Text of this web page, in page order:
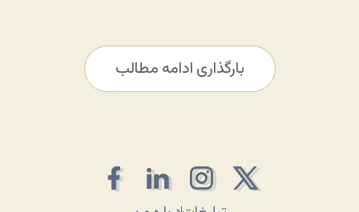
بارگذاری ادامه مطالب